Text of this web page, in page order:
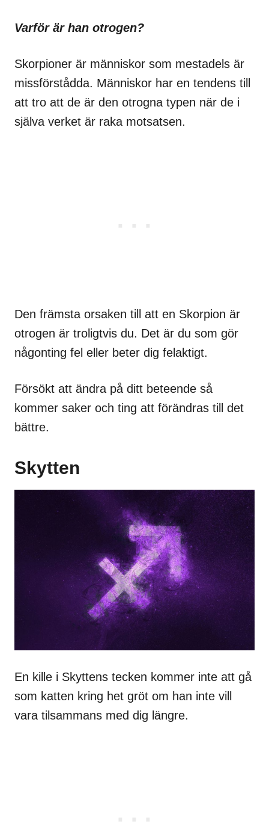
Varför är han otrogen?
Skorpioner är människor som mestadels är
missförstådda. Människor har en tendens till
att tro att de är den otrogna typen när de i
själva verket är raka motsatsen.
Den främsta orsaken till att en Skorpion är
otrogen är troligtvis du. Det är du som gör
någonting fel eller beter dig felaktigt.
Försökt att ändra på ditt beteende så
kommer saker och ting att förändras till det
bättre.
Skytten
En kille i Skyttens tecken kommer inte att gå
som katten kring het gröt om han inte vill
vara tilsammans med dig längre.